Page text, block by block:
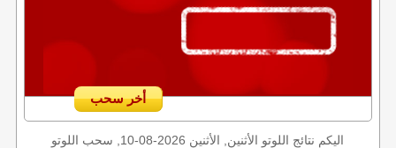
أخر سحب
اليكم نتائج اللوتو الأثنين, الأثنين 2026-08-10, سحب اللوتو